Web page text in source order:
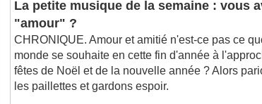
"amour" ?
CHRONIQUE. Amour et amitié n'est-ce pas ce
monde se souhaite en cette fin d'année à
fêtes de Noël et de la nouvelle année ? Alors
les paillettes et gardons espoir.